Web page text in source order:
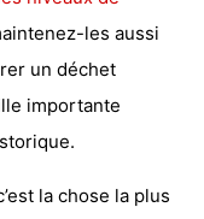
les aussi
un déchet
importante
la chose la plus